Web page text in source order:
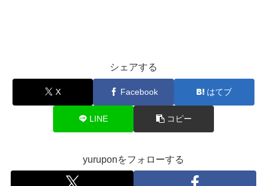
シェアする
X Facebook はてブ
LINE コピー
yuruponをフォローする